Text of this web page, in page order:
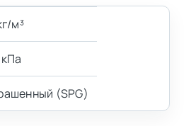
м³
(SPG)